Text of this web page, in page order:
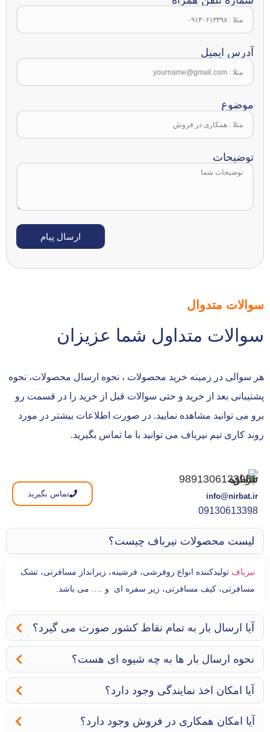
آدرس ایمیل
موضوع
توضیحات
ارسال پیام
سوالات متدوال
سوالات متداول شما عزیزان
هر سوالی در زمینه خرید محصولات ، نحوه ارسال محصولات، نحوه
پشتیبانی بعد از خرید و حتی سوالات قبل از خرید را در قسمت رو
برو می توانید مشاهده نمایید. در صورت اطلاعات بیشتر در مورد
روند کاری تیم نیرباف می توانید با ما تماس بگیرید.
info@nirbat.ir
09130613398
تماس بگیرید
لیست محصولات نیرباف چیست؟
نیرباف تولیدکننده انواع روفرشی، فرشینه، زیرانداز مسافرتی، تشک
مسافرتی، کیف مسافرتی، زیر سفره ای و …. می باشد.
آیا ارسال بار به تمام نقاط کشور صورت می گیرد؟
نحوه ارسال بار ها به چه شیوه ای هست؟
آیا امکان اخذ نمایندگی وجود دارد؟
آیا امکان همکاری در فروش وجود دارد؟